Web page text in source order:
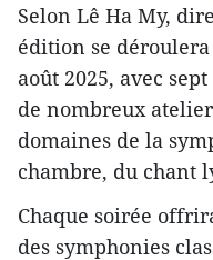
Selon Lê Ha My,
édition se
août 2025, avec
de nombreux
domaines de la
chambre, du chant
Chaque soirée
des symphonies